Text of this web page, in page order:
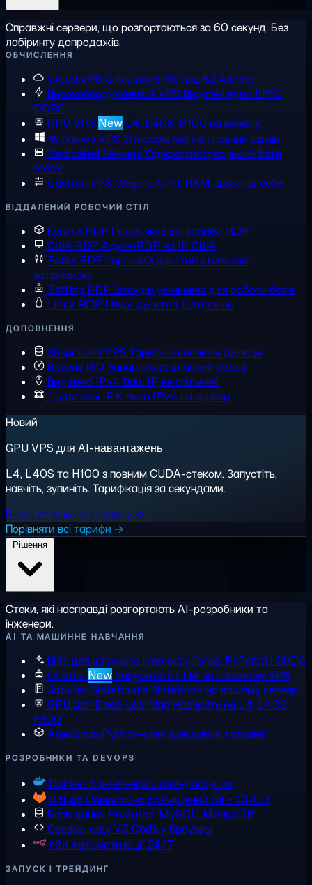
Справжні сервери, що розгортаються за 60 секунд. Без
лабіринту допродажів.
ОБЧИСЛЕННЯ
Cloud VPS Спільний EPYC, від $2,48/міс
Високопродуктивний VPS Виділені ядра EPYC,
DDR5
GPU VPS New L4, L40S, H100 на вимогу
Windows VPS Windows Server, повний адмін
Dedicated Servers Однокористувацький bare
metal
Custom VPS Оберіть CPU, RAM, диск під себе
ВІДДАЛЕНИЙ РОБОЧИЙ СТІЛ
Купити RDP Порівняйте всі тарифи RDP
США RDP Адмін-RDP на IP США
Forex RDP Торговий десктоп з низькою
затримкою
Botting RDP Завжди увімкнено для роботи ботів
Linux RDP Linux-десктоп, віддалено
ДОПОВНЕННЯ
Зберігання VPS Тарифи з великим диском
Власне ISO Завантажте власний образ
Виділена IPv4 Ваш IP, не спільний
Додаткові IP Кілька IPv4 на сервер
Новий
GPU VPS для AI-навантажень
L4, L40S та H100 з повним CUDA-стеком. Запустіть,
навчіть, зупиніть. Тарифікація за секундами.
Безкоштовно на 1 годину →
Порівняти всі тарифи →
Стеки, які насправді розгортають AI-розробники та
інженери.
AI ТА МАШИННЕ НАВЧАННЯ
ВПС для штучного інтелектуГотові PyTorch і CUDA
Ollama NewЗапускайте LLM на власному VPS
Jupyter Notebooks Notebook на вашому сервері
GPU для Deep Learning Навчайте на L4, L40S,
H100
Anaconda Python-стек для даних, готовий
РОЗРОБНИКИ ТА DEVOPS
Docker Контейнери з root-доступом
GitLab Самостійно розміщений Git + CI/CD
Бази даних Postgres, MySQL, MongoDB
Сервер кодуVS Code у браузері
n8n Автоматизації 24/7
ЗАПУСК І ТРЕЙДИНГ